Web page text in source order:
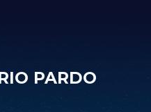
PARDO